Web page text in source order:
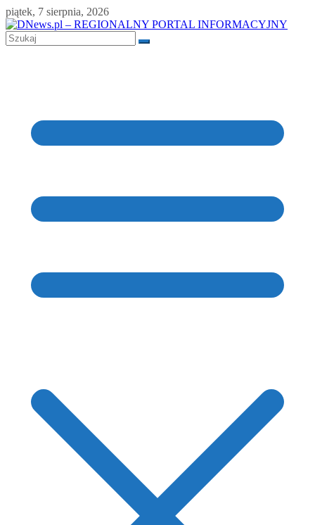
Skip
to
content
piątek, 7 sierpnia, 2026